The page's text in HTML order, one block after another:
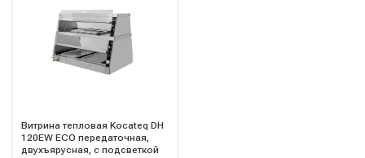
Витрина тепловая Kocateq DH
120EW ECO передаточная,
двухъярусная, с подсветкой